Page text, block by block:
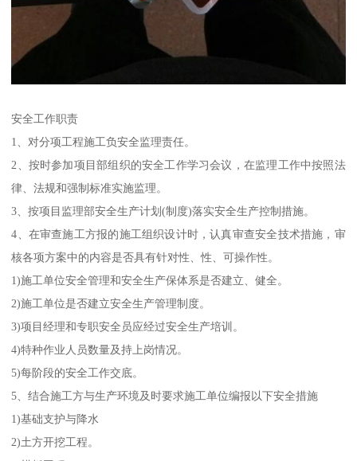
安全工作职责
1、对分项工程施工负安全监理责任。
2、按时参加项目部组织的安全工作学习会议，在监理工作中按照法
律、法规和强制标准实施监理。
3、按项目监理部安全生产计划(制度)落实安全生产控制措施。
4、在审查施工方报的施工组织设计时，认真审查安全技术措施，审
核各项方案中的内容是否具有针对性、性、可操作性。
1)施工单位安全管理和安全生产保体系是否建立、健全。
2)施工单位是否建立安全生产管理制度。
3)项目经理和专职安全员应经过安全生产培训。
4)特种作业人员数量及持上岗情况。
5)每阶段的安全工作交底。
5、结合施工方与生产环境及时要求施工单位编报以下安全措施
1)基础支护与降水
2)土方开挖工程。